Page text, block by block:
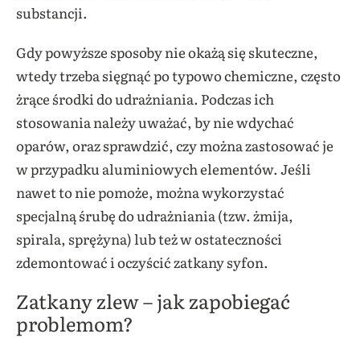
substancji.
Gdy powyższe sposoby nie okażą się skuteczne,
wtedy trzeba sięgnąć po typowo chemiczne, często
żrące środki do udrażniania. Podczas ich
stosowania należy uważać, by nie wdychać
oparów, oraz sprawdzić, czy można zastosować je
w przypadku aluminiowych elementów. Jeśli
nawet to nie pomoże, można wykorzystać
specjalną śrubę do udrażniania (tzw. żmija,
spirala, sprężyna) lub też w ostateczności
zdemontować i oczyścić zatkany syfon.
Zatkany zlew – jak zapobiegać
problemom?